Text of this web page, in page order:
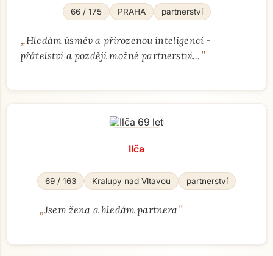
Přejít na hlavní obsah
66 / 175 PRAHA partnerství
„Hledám úsměv a přirozenou inteligenci -
přátelství a později možné partnerství... "
Ilča
69 / 163 Kralupy nad Vltavou partnerství
„Jsem žena a hledám partnera"